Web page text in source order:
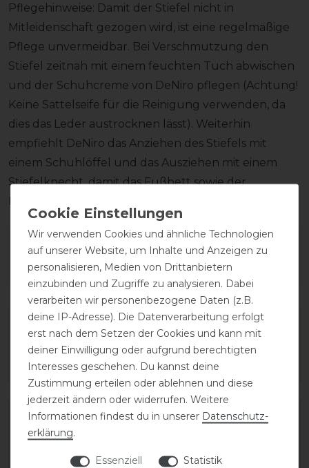
Pflegehinweise: Damit der Stiefel nicht in
Mitleidenschaft gezogen wird, ist eine regelmäßige
Pflege unvermeidbar. Bei Verschmutzung den
Stiefel zeitnah mit einem feuchten Tuch abwischen
und der Schuhcreme von DeNiro pflegen (Achtung!
Keine Sattelseife für die Reinigung verwenden, da
dies das Leder austrocknen lässt). Weiterhin
empfiehlt DeNiro das Anziehen des Stiefels mit
einem Schuhlöffel und das Ausziehen mit einem
Stiefelknecht, damit das Fußbett sowie der
Reißverschluss unversehrt bleiben.
Wie hat dir die Artikelbeschreibung
gefallen?
Varianten-ID:138157
SKU:salentino/02-quick-black/toplucido-36-
Wir verwenden Cookies und ähnliche Technologien
auf unserer Website, um Inhalte und Anzeigen zu
personalisieren, Medien von Drittanbietern
einzubinden und Zugriffe zu analysieren. Dabei
verarbeiten wir personenbezogene Daten (z.B.
deine IP-Adresse). Die Datenverarbeitung erfolgt
erst nach dem Setzen der Cookies und kann mit
deiner Einwilligung oder aufgrund berechtigten
Interesses geschehen. Du kannst deine
Zustimmung erteilen oder ablehnen und diese
jederzeit ändern oder widerrufen. Weitere
Informationen findest du in unserer Daten­schutz­
erklärung.
Essenziell Statistik